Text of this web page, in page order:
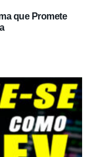
que Promete